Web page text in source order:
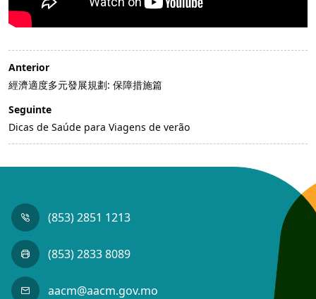
Anterior
經濟適度多元發展規劃: 保障措施篇
Seguinte
Dicas de Saúde para Viagens de verão
(853) 2851 1213
(853) 2833 8089
aacm@aacm.gov.mo